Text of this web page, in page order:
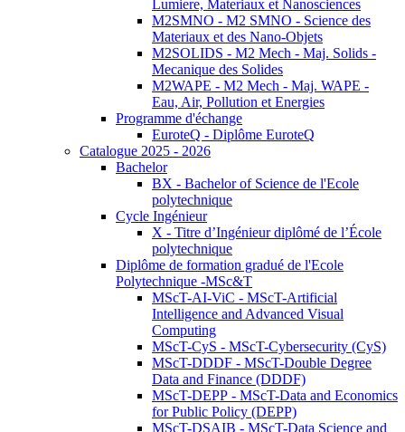
Lumiere, Materiaux et Nanosciences
M2SMNO - M2 SMNO - Science des
Materiaux et des Nano-Objets
M2SOLIDS - M2 Mech - Maj. Solids -
Mecanique des Solides
M2WAPE - M2 Mech - Maj. WAPE -
Eau, Air, Pollution et Energies
Programme d'échange
EuroteQ - Diplôme EuroteQ
Catalogue 2025 - 2026
Bachelor
BX - Bachelor of Science de l'Ecole
polytechnique
Cycle Ingénieur
X - Titre d’Ingénieur diplômé de l’École
polytechnique
Diplôme de formation gradué de l'Ecole
Polytechnique -MSc&T
MScT-AI-ViC - MScT-Artificial
Intelligence and Advanced Visual
Computing
MScT-CyS - MScT-Cybersecurity (CyS)
MScT-DDDF - MScT-Double Degree
Data and Finance (DDDF)
MScT-DEPP - MScT-Data and Economics
for Public Policy (DEPP)
MScT-DSAIB - MScT-Data Science and